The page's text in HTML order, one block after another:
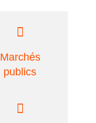
Marchés
publics